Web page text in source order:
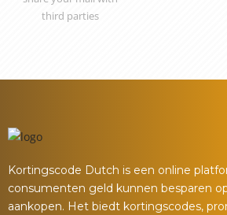
third parties
Kortingscode Dutch is een online
consumenten geld kunnen besparen
aankopen. Het biedt kortingscodes,